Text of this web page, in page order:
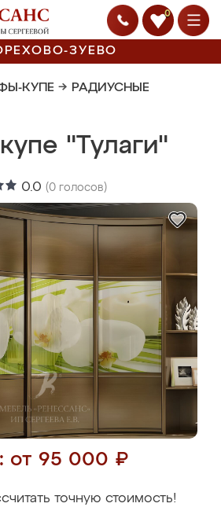
0
ЗУЕВО
КУПЕ → РАДИУСНЫЕ
"Тулаги"
0.0 (0 голосов)
от 95 000 ₽
точную стоимость!